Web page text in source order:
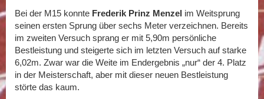
Bei der M15 konnte Frederik Prinz Menzel im Weitsprung
seinen ersten Sprung über sechs Meter verzeichnen. Bereits
im zweiten Versuch sprang er mit 5,90m persönliche
Bestleistung und steigerte sich im letzten Versuch auf starke
6,02m. Zwar war die Weite im Endergebnis „nur“ der 4. Platz
in der Meisterschaft, aber mit dieser neuen Bestleistung
störte das kaum.